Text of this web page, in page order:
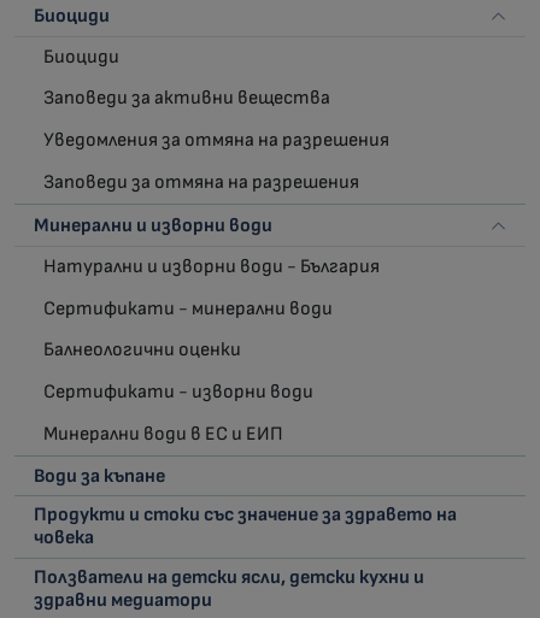
Биоциди
Биоциди
Заповеди за активни вещества
Уведомления за отмяна на разрешения
Заповеди за отмяна на разрешения
Минерални и изворни води
Натурални и изворни води - България
Сертификати - минерални води
Балнеологични оценки
Сертификати - изворни води
Минерални води в ЕС и ЕИП
Води за къпане
Продукти и стоки със значение за здравето на
човека
Ползватели на детски ясли, детски кухни и
здравни медиатори